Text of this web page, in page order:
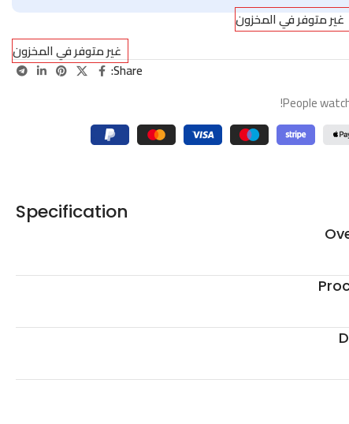
غير متوفر في المخزون
غير متوفر في المخزون
Share:
People
Specification